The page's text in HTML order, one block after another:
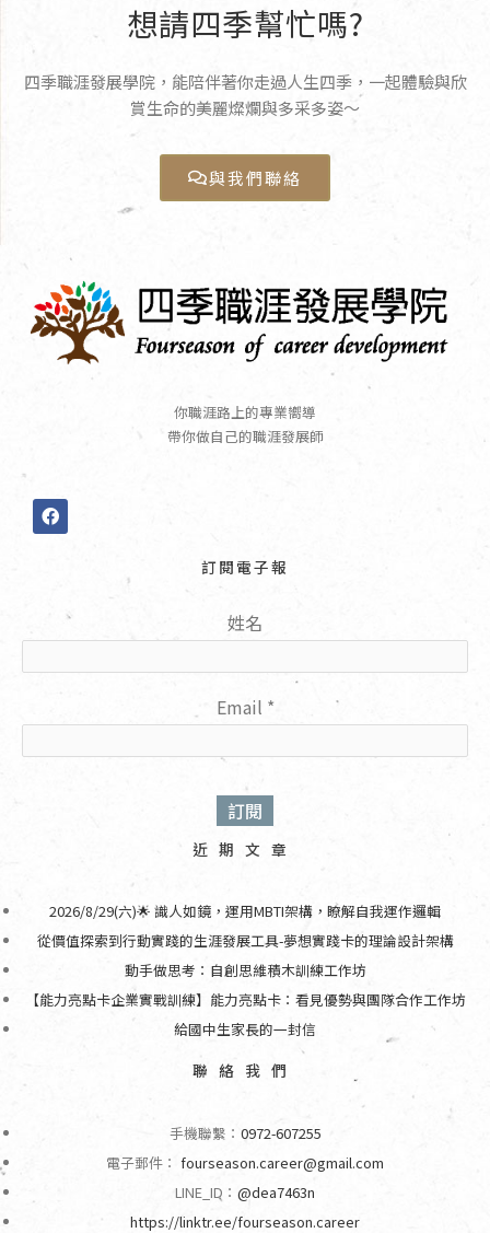
想請四季幫忙嗎?
四季職涯發展學院，能陪伴著你走過人生四季，一起體驗與欣
賞生命的美麗燦爛與多采多姿〜
與我們聯絡
你職涯路上的專業嚮導
帶你做自己的職涯發展師
F
a
c
訂閱電子報
姓名
Email *
近期文章
2026/8/29(六)🌟 識人如鏡，運用MBTI架構，瞭解自我運作邏輯
從價值探索到行動實踐的生涯發展工具-夢想實踐卡的理論設計架構
動手做思考：自創思維積木訓練工作坊
【能力亮點卡企業實戰訓練】能力亮點卡：看見優勢與團隊合作工作坊
給國中生家長的一封信
聯絡我們
手機聯繫： 0972-607255
電子郵件： fourseason.career@gmail.com
LINE_ID： @dea7463n
https://linktr.ee/fourseason.career